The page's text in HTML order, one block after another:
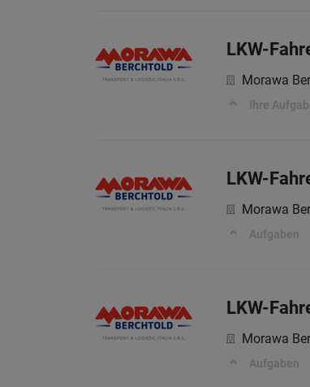
LKW-
Morawa
Ihre
LKW-
Morawa
Aufgaben
LKW-
Morawa
Aufgaben